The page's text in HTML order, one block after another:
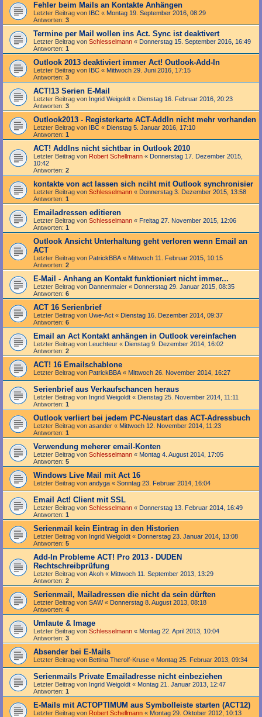
Fehler beim Mails an Kontakte Anhängen
Letzter Beitrag von IBC « Montag 19. September 2016, 08:29
Antworten: 3
Termine per Mail wollen ins Act. Sync ist deaktivert
Letzter Beitrag von Schlesselmann « Donnerstag 15. September 2016, 16:49
Antworten: 1
Outlook 2013 deaktiviert immer Act! Outlook-Add-In
Letzter Beitrag von IBC « Mittwoch 29. Juni 2016, 17:15
Antworten: 3
ACT!13 Serien E-Mail
Letzter Beitrag von Ingrid Weigoldt « Dienstag 16. Februar 2016, 20:23
Antworten: 3
Outlook2013 - Registerkarte ACT-AddIn nicht mehr vorhanden
Letzter Beitrag von IBC « Dienstag 5. Januar 2016, 17:10
Antworten: 1
ACT! AddIns nicht sichtbar in Outlook 2010
Letzter Beitrag von Robert Schellmann « Donnerstag 17. Dezember 2015,
10:42
Antworten: 2
kontakte von act lassen sich nciht mit Outlook synchronisier
Letzter Beitrag von Schlesselmann « Donnerstag 3. Dezember 2015, 13:58
Antworten: 1
Emailadressen editieren
Letzter Beitrag von Schlesselmann « Freitag 27. November 2015, 12:06
Antworten: 1
Outlook Ansicht Unterhaltung geht verloren wenn Email an
ACT
Letzter Beitrag von PatrickBBA « Mittwoch 11. Februar 2015, 10:15
Antworten: 2
E-Mail - Anhang an Kontakt funktioniert nicht immer...
Letzter Beitrag von Dannenmaier « Donnerstag 29. Januar 2015, 08:35
Antworten: 6
ACT 16 Serienbrief
Letzter Beitrag von Uwe-Act « Dienstag 16. Dezember 2014, 09:37
Antworten: 6
Email an Act Kontakt anhängen in Outlook vereinfachen
Letzter Beitrag von Leuchteur « Dienstag 9. Dezember 2014, 16:02
Antworten: 2
ACT! 16 Emailschablone
Letzter Beitrag von PatrickBBA « Mittwoch 26. November 2014, 16:27
Serienbrief aus Verkaufschancen heraus
Letzter Beitrag von Ingrid Weigoldt « Dienstag 25. November 2014, 11:11
Antworten: 1
Outlook verliert bei jedem PC-Neustart das ACT-Adressbuch
Letzter Beitrag von asander « Mittwoch 12. November 2014, 11:23
Antworten: 1
Verwendung meherer email-Konten
Letzter Beitrag von Schlesselmann « Montag 4. August 2014, 17:05
Antworten: 5
Windows Live Mail mit Act 16
Letzter Beitrag von andyga « Sonntag 23. Februar 2014, 16:04
Email Act! Client mit SSL
Letzter Beitrag von Schlesselmann « Donnerstag 13. Februar 2014, 16:49
Antworten: 1
Serienmail kein Eintrag in den Historien
Letzter Beitrag von Ingrid Weigoldt « Donnerstag 23. Januar 2014, 13:08
Antworten: 5
Add-In Probleme ACT! Pro 2013 - DUDEN
Rechtschreibprüfung
Letzter Beitrag von Akoh « Mittwoch 11. September 2013, 13:29
Antworten: 2
Serienmail, Mailadressen die nicht da sein dürften
Letzter Beitrag von SAW« Donnerstag 8. August 2013, 08:18
Antworten: 4
Umlaute & Image
Letzter Beitrag von Schlesselmann « Montag 22. April 2013, 10:04
Antworten: 3
Absender bei E-Mails
Letzter Beitrag von Bettina Therolf-Kruse « Montag 25. Februar 2013, 09:34
Serienmails Private Emailadresse nicht einbeziehen
Letzter Beitrag von Ingrid Weigoldt « Montag 21. Januar 2013, 12:47
Antworten: 1
E-Mails mit ACTOPTIMUM aus Symbolleiste starten (ACT12)
Letzter Beitrag von Robert Schellmann « Montag 29. Oktober 2012, 10:13